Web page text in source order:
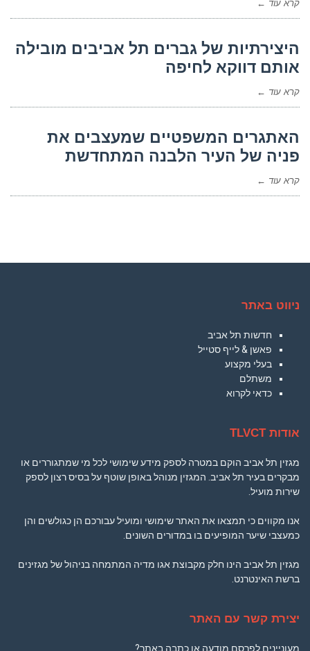
קרא עוד ←
היצירתיות של גברים תל אביבים מובילה
אותם דווקא לחיפה
קרא עוד ←
האתגרים המשפטיים שמעצבים את
פניה של העיר הלבנה המתחדשת
קרא עוד ←
ניווט באתר
חדשות תל אביב
פאשן & לייף סטייל
בעלי מקצוע
משתלם
כדאי לקרוא
אודות TLVCT
מגזין תל אביב הוקם במטרה לספק מידע שימושי לכל מי שמתגוררים או
מבקרים בעיר תל אביב. המגזין מנוהל באופן שוטף על בסיס רצון לספק
שירות מועיל.
אנו מקווים כי תמצאו את האתר שימושי ומועיל עבורכם הן כגולשים והן
כמעצבי שיער המופיעים בו במדורים השונים.
מגזין תל אביב הינו חלק מקבוצת אגו מדיה המתמחה בניהול של מגזינים
ברשת האינטרנט.
יצירת קשר עם האתר
מעוניינים לפרסם מודעה או כתבה באתר?